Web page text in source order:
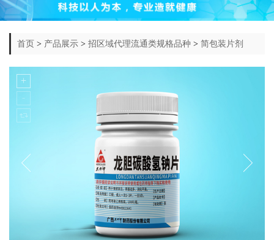
首页 > 产品展示 > 招区域代理流通类规格品种 > 简包装片剂